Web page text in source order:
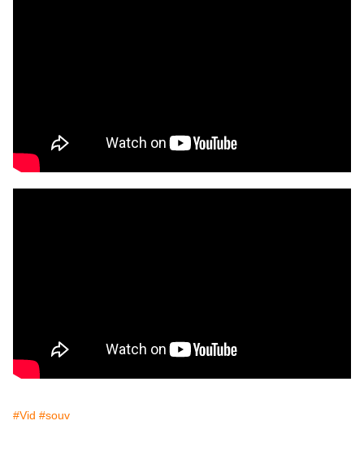
#Vid #souv